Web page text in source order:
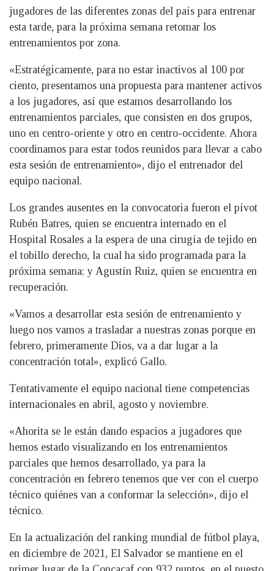
jugadores de las diferentes zonas del país para entrenar
esta tarde, para la próxima semana retomar los
entrenamientos por zona.
«Estratégicamente, para no estar inactivos al 100 por
ciento, presentamos una propuesta para mantener activos
a los jugadores, así que estamos desarrollando los
entrenamientos parciales, que consisten en dos grupos,
uno en centro-oriente y otro en centro-occidente. Ahora
coordinamos para estar todos reunidos para llevar a cabo
esta sesión de entrenamiento», dijo el entrenador del
equipo nacional.
Los grandes ausentes en la convocatoria fueron el pívot
Rubén Batres, quien se encuentra internado en el
Hospital Rosales a la espera de una cirugía de tejido en
el tobillo derecho, la cual ha sido programada para la
próxima semana; y Agustín Ruiz, quien se encuentra en
recuperación.
«Vamos a desarrollar esta sesión de entrenamiento y
luego nos vamos a trasladar a nuestras zonas porque en
febrero, primeramente Dios, va a dar lugar a la
concentración total», explicó Gallo.
Tentativamente el equipo nacional tiene competencias
internacionales en abril, agosto y noviembre.
«Ahorita se le están dando espacios a jugadores que
hemos estado visualizando en los entrenamientos
parciales que hemos desarrollado, ya para la
concentración en febrero tenemos que ver con el cuerpo
técnico quiénes van a conformar la selección», dijo el
técnico.
En la actualización del ranking mundial de fútbol playa,
en diciembre de 2021, El Salvador se mantiene en el